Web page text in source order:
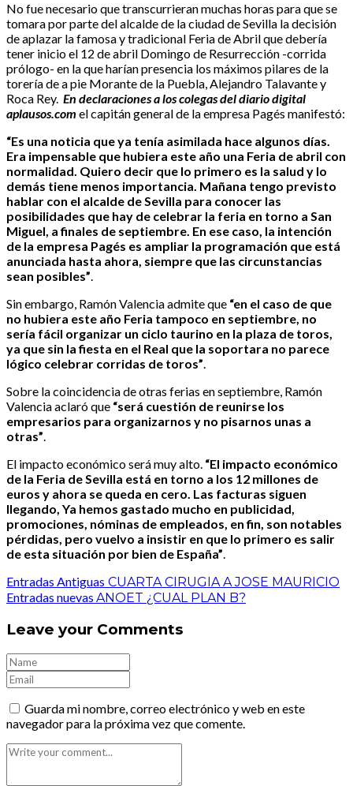
No fue necesario que transcurrieran muchas horas para que se
tomara por parte del alcalde de la ciudad de Sevilla la decisión
de aplazar la famosa y tradicional Feria de Abril que debería
tener inicio el 12 de abril Domingo de Resurrección -corrida
prólogo- en la que harían presencia los máximos pilares de la
torería de a pie Morante de la Puebla, Alejandro Talavante y
Roca Rey. En declaraciones a los colegas del diario digital
aplausos.com el capitán general de la empresa Pagés manifestó:
“Es una noticia que ya tenía asimilada hace algunos días.
Era impensable que hubiera este año una Feria de abril con
normalidad. Quiero decir que lo primero es la salud y lo
demás tiene menos importancia. Mañana tengo previsto
hablar con el alcalde de Sevilla para conocer las
posibilidades que hay de celebrar la feria en torno a San
Miguel, a finales de septiembre. En ese caso, la intención
de la empresa Pagés es ampliar la programación que está
anunciada hasta ahora, siempre que las circunstancias
sean posibles”.
Sin embargo, Ramón Valencia admite que “en el caso de que
no hubiera este año Feria tampoco en septiembre, no
sería fácil organizar un ciclo taurino en la plaza de toros,
ya que sin la fiesta en el Real que la soportara no parece
lógico celebrar corridas de toros”.
Sobre la coincidencia de otras ferias en septiembre, Ramón
Valencia aclaró que “será cuestión de reunirse los
empresarios para organizarnos y no pisarnos unas a
otras”.
El impacto económico será muy alto. “El impacto económico
de la Feria de Sevilla está en torno a los 12 millones de
euros y ahora se queda en cero. Las facturas siguen
llegando, Ya hemos gastado mucho en publicidad,
promociones, nóminas de empleados, en fin, son notables
pérdidas, pero vuelvo a insistir en que lo primero es salir
de esta situación por bien de España”.
Entradas Antiguas CUARTA CIRUGIA A JOSE MAURICIO
Entradas nuevas ANOET ¿CUAL PLAN B?
Leave your Comments
Guarda mi nombre, correo electrónico y web en este
navegador para la próxima vez que comente.